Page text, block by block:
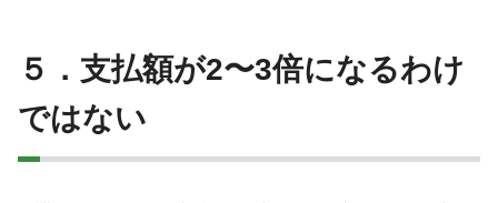
５．支払額が2〜3倍になるわけ
ではない